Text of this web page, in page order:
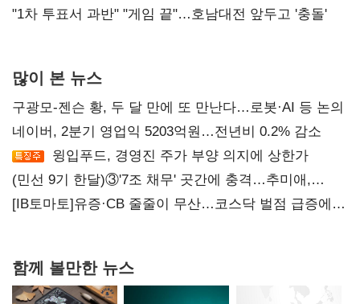
불복'
"1차 투표서 과반" "게임 끝"…호남대전 앞두고 '충돌'
많이 본 뉴스
구광모-젠슨 황, 두 달 만에 또 만난다…로봇·AI 등 논의
네이버, 2분기 영업익 5203억원…전년비 0.2% 감소
윙입푸드, 경영진 주가 부양 의지에 상한가
(민선 9기 한달)③'7조 채무' 곳간에 충격…추미애,
20년만에 '비상재정' 선언 승부수
[IB토마토]유증·CB 줄줄이 무산…코스닥 벌점 급증에
함께 볼만한 뉴스